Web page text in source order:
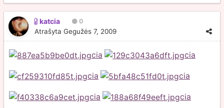
katcia 0
Atrašyta Gegužės 7, 2009
cia cia
cia cia
cia cia